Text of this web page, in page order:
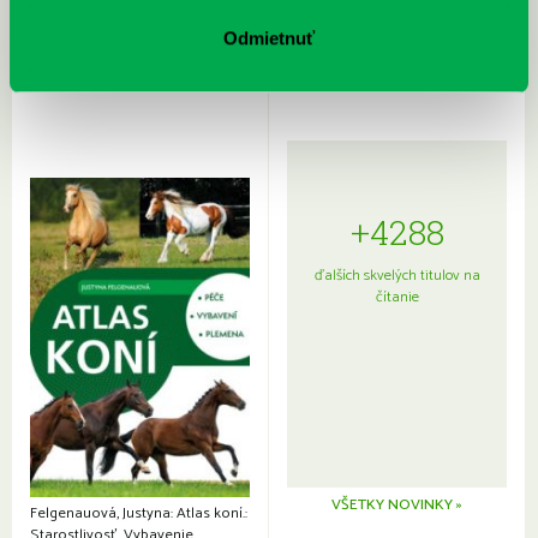
Odmietnuťjaponskou kuchyňou a etiketou
Felgenauová, Justyna: Atlas koní.:
+4288
ďalších skvelých titulov na
čítanie
VŠETKY NOVINKY »